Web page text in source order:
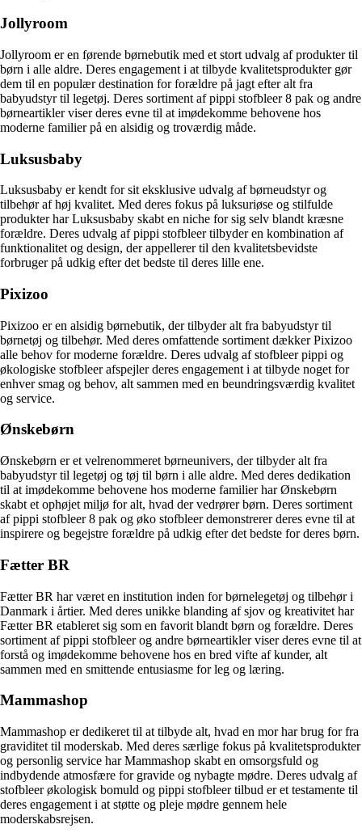
Jollyroom
Jollyroom er en førende børnebutik med et stort udvalg af produkter til
børn i alle aldre. Deres engagement i at tilbyde kvalitetsprodukter gør
dem til en populær destination for forældre på jagt efter alt fra
babyudstyr til legetøj. Deres sortiment af pippi stofbleer 8 pak og andre
børneartikler viser deres evne til at imødekomme behovene hos
moderne familier på en alsidig og troværdig måde.
Luksusbaby
Luksusbaby er kendt for sit eksklusive udvalg af børneudstyr og
tilbehør af høj kvalitet. Med deres fokus på luksuriøse og stilfulde
produkter har Luksusbaby skabt en niche for sig selv blandt kræsne
forældre. Deres udvalg af pippi stofbleer tilbyder en kombination af
funktionalitet og design, der appellerer til den kvalitetsbevidste
forbruger på udkig efter det bedste til deres lille ene.
Pixizoo
Pixizoo er en alsidig børnebutik, der tilbyder alt fra babyudstyr til
børnetøj og tilbehør. Med deres omfattende sortiment dækker Pixizoo
alle behov for moderne forældre. Deres udvalg af stofbleer pippi og
økologiske stofbleer afspejler deres engagement i at tilbyde noget for
enhver smag og behov, alt sammen med en beundringsværdig kvalitet
og service.
Ønskebørn
Ønskebørn er et velrenommeret børneunivers, der tilbyder alt fra
babyudstyr til legetøj og tøj til børn i alle aldre. Med deres dedikation
til at imødekomme behovene hos moderne familier har Ønskebørn
skabt et ophøjet miljø for alt, hvad der vedrører børn. Deres sortiment
af pippi stofbleer 8 pak og øko stofbleer demonstrerer deres evne til at
inspirere og begejstre forældre på udkig efter det bedste for deres børn.
Fætter BR
Fætter BR har været en institution inden for børnelegetøj og tilbehør i
Danmark i årtier. Med deres unikke blanding af sjov og kreativitet har
Fætter BR etableret sig som en favorit blandt børn og forældre. Deres
sortiment af pippi stofbleer og andre børneartikler viser deres evne til at
forstå og imødekomme behovene hos en bred vifte af kunder, alt
sammen med en smittende entusiasme for leg og læring.
Mammashop
Mammashop er dedikeret til at tilbyde alt, hvad en mor har brug for fra
graviditet til moderskab. Med deres særlige fokus på kvalitetsprodukter
og personlig service har Mammashop skabt en omsorgsfuld og
indbydende atmosfære for gravide og nybagte mødre. Deres udvalg af
stofbleer økologisk bomuld og pippi stofbleer tilbud er et testamente til
deres engagement i at støtte og pleje mødre gennem hele
moderskabsrejsen.